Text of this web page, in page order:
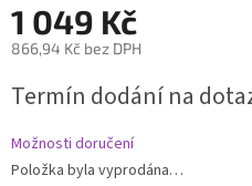
1 049 Kč
866,94 Kč bez DPH
cena:
Termín dodání na
Možnosti doručení
Položka byla vyprodána…